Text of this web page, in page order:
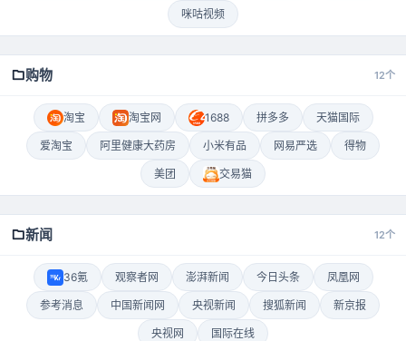
咪咕视频
购物 12个
淘宝 淘宝网 1688 拼多多 天猫国际
爱淘宝 阿里健康大药房 小米有品 网易严选 得物
美团 交易猫
新闻 12个
36氪 观察者网 澎湃新闻 今日头条 凤凰网
参考消息 中国新闻网 央视新闻 搜狐新闻 新京报
央视网 国际在线